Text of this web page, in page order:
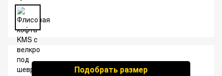
Подобрать размер